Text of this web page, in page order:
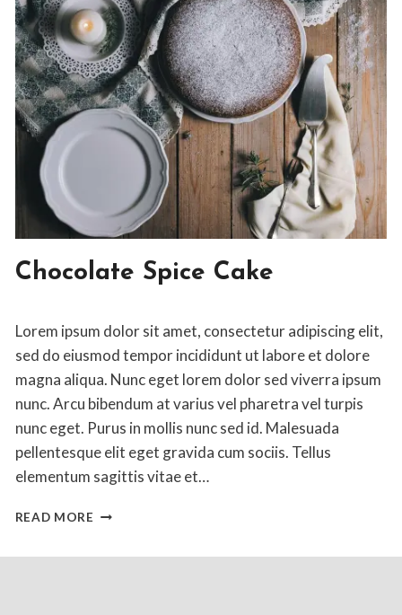
DESSERT
Chocolate Spice Cake
Jon
Maldia
Lorem ipsum dolor sit amet, consectetur adipiscing elit,
sed do eiusmod tempor incididunt ut labore et dolore
magna aliqua. Nunc eget lorem dolor sed viverra ipsum
nunc. Arcu bibendum at varius vel pharetra vel turpis
nunc eget. Purus in mollis nunc sed id. Malesuada
pellentesque elit eget gravida cum sociis. Tellus
elementum sagittis vitae et…
READ MORE CHOCOLATE